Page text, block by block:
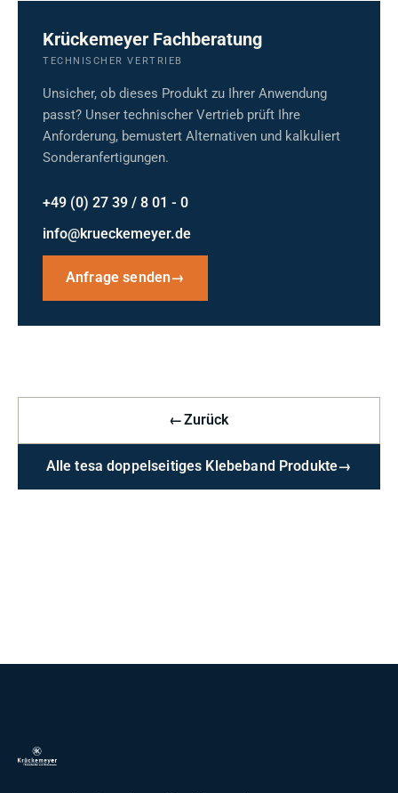
Krückemeyer Fachberatung
TECHNISCHER VERTRIEB
Unsicher, ob dieses Produkt zu Ihrer Anwendung
passt? Unser technischer Vertrieb prüft Ihre
Anforderung, bemustert Alternativen und kalkuliert
Sonderanfertigungen.
+49 (0) 27 39 / 8 01 - 0
info@krueckemeyer.de
Anfrage senden→
←Zurück
Alle tesa doppelseitiges Klebeband Produkte→